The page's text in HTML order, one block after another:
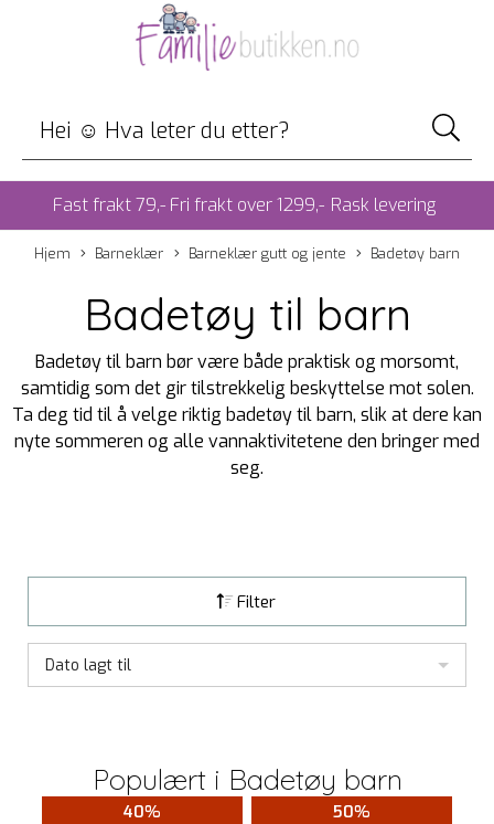
Fast frakt 79,- Fri frakt over 1299,- Rask levering
Hjem Barneklær Barneklær gutt og jente Badetøy barn
Badetøy til barn
Badetøy til barn bør være både praktisk og morsomt,
samtidig som det gir tilstrekkelig beskyttelse mot solen.
Ta deg tid til å velge riktig badetøy til barn, slik at dere kan
nyte sommeren og alle vannaktivitetene den bringer med
seg.
Filter
Dato lagt til
Populært i Badetøy barn
40% 50%